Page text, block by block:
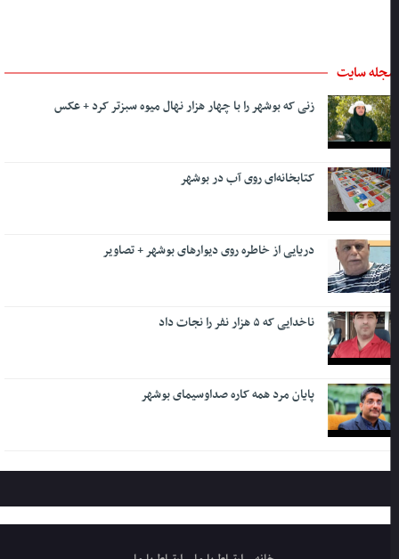
سایت
زنی که بوشهر را با چهار هزار نهال میوه سبزتر کرد + عکس
کتابخانه‌ای روی آب در بوشهر
دریایی از خاطره روی دیوارهای بوشهر + تصاویر
ناخدایی که ۵ هزار نفر را نجات داد
پایان مرد همه کاره صداوسیمای بوشهر